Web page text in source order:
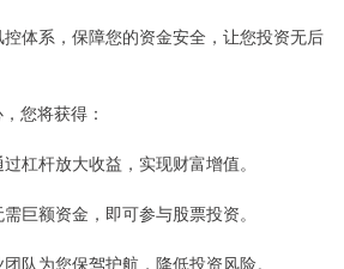
体系，保障您的资金安全，让您投资无后
您将获得：
杠杆放大收益，实现财富增值。
巨额资金，即可参与股票投资。
队为您保驾护航，降低投资风险。